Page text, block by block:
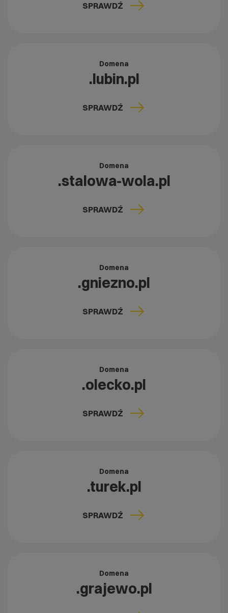
SPRAWDŹ
Domena
.lubin.pl
SPRAWDŹ
Domena
.stalowa-wola.pl
SPRAWDŹ
Domena
.gniezno.pl
SPRAWDŹ
Domena
.olecko.pl
SPRAWDŹ
Domena
.turek.pl
SPRAWDŹ
Domena
.grajewo.pl